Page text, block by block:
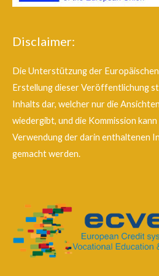
Disclaimer:
Die Unterstützung der
Erstellung dieser Veröffentlichung
Inhalts dar, welcher nur die
wiedergibt, und die Kommission
Verwendung der darin enthaltenen
gemacht werden.